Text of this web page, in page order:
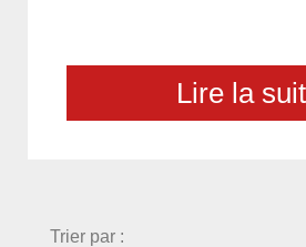
Lire la
Trier par :